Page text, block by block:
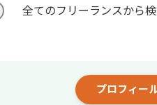
全てのフリーランスから
プロフィー